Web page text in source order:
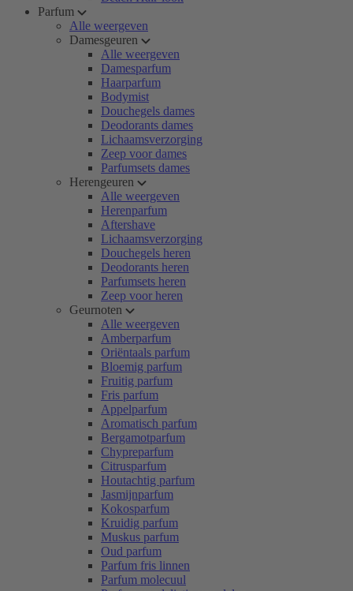
Parfum
Alle weergeven
Damesgeuren
Alle weergeven
Damesparfum
Haarparfum
Bodymist
Douchegels dames
Deodorants dames
Lichaamsverzorging
Zeep voor dames
Parfumsets dames
Herengeuren
Alle weergeven
Herenparfum
Aftershave
Lichaamsverzorging
Douchegels heren
Deodorants heren
Parfumsets heren
Zeep voor heren
Geurnoten
Alle weergeven
Amberparfum
Oriëntaals parfum
Bloemig parfum
Fruitig parfum
Fris parfum
Appelparfum
Aromatisch parfum
Bergamotparfum
Chypreparfum
Citrusparfum
Houtachtig parfum
Jasmijnparfum
Kokosparfum
Kruidig parfum
Muskus parfum
Oud parfum
Parfum fris linnen
Parfum molecuul